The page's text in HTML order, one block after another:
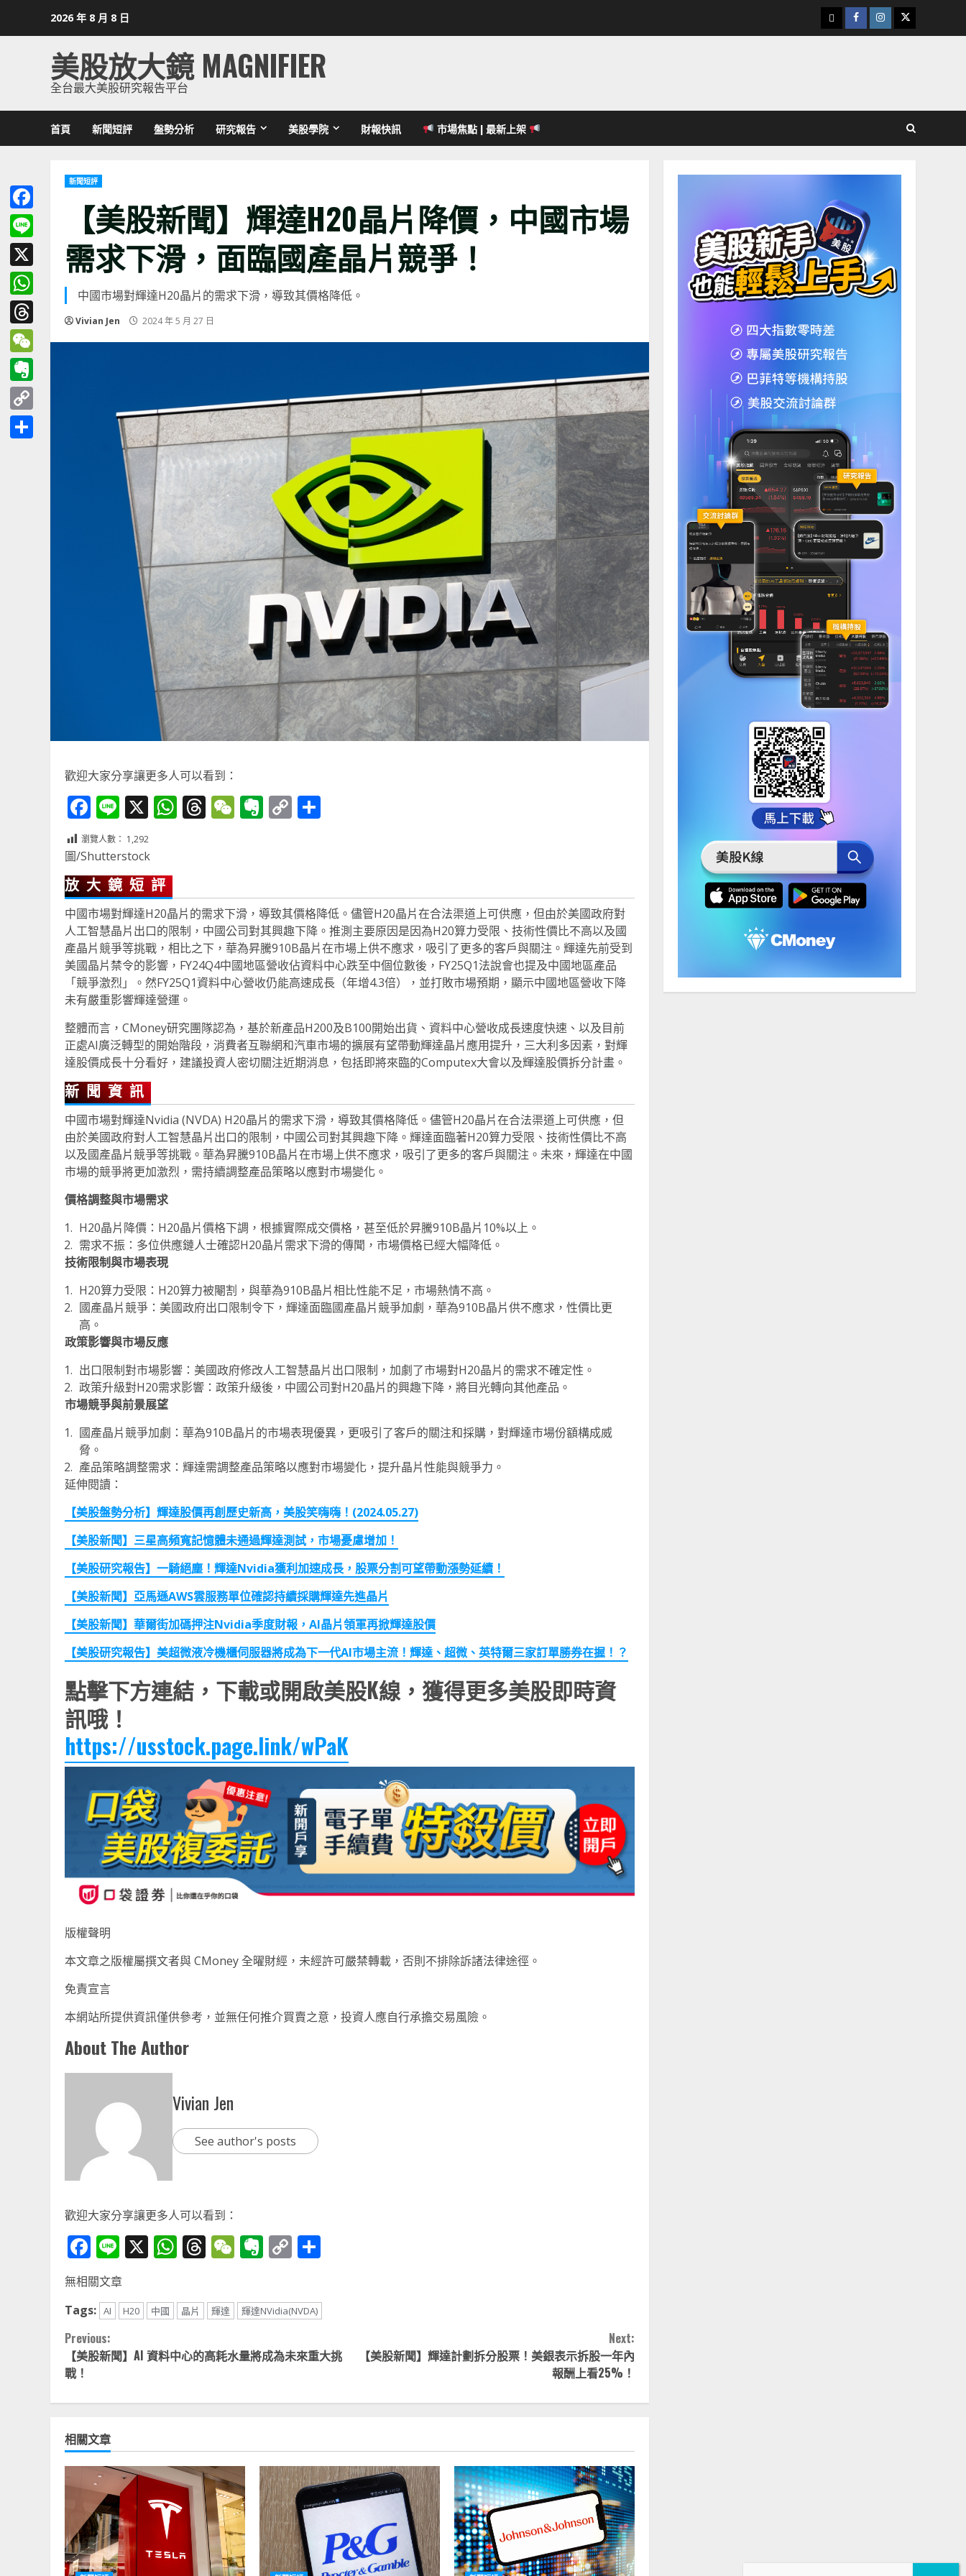
2026 年 8 月 8 日
下
載
Facebook
Instagram
Twitter
美股放大鏡 MAGNIFIER
全台最大美股研究報告平台
首頁 新聞短評 盤勢分析 研究報告 美股學院 財報快訊 市場焦點 | 最新上架
新聞短評
【美股新聞】輝達H20晶片降價，中國市場
需求下滑，面臨國產晶片競爭！
中國市場對輝達H20晶片的需求下滑，導致其價格降低。
Vivian Jen 2024 年 5 月 27 日
歡迎大家分享讓更多人可以看到：
Facebook
Line
X WhatsApp
Threads
WeChat
Evernote
Copy
瀏覽人數： 1,292
圖/Shutterstock
放大鏡短評
中國市場對輝達H20晶片的需求下滑，導致其價格降低。儘管H20晶片在合法渠道上可供應，但由於美國政府對
人工智慧晶片出口的限制，中國公司對其興趣下降。推測主要原因是因為H20算力受限、技術性價比不高以及國
產晶片競爭等挑戰，相比之下，華為昇騰910B晶片在市場上供不應求，吸引了更多的客戶與關注。輝達先前受到
美國晶片禁令的影響，FY24Q4中國地區營收佔資料中心跌至中個位數後，FY25Q1法說會也提及中國地區產品
「競爭激烈」。然FY25Q1資料中心營收仍能高速成長（年增4.3倍），並打敗市場預期，顯示中國地區營收下降
未有嚴重影響輝達營運。
整體而言，CMoney研究團隊認為，基於新產品H200及B100開始出貨、資料中心營收成長速度快速、以及目前
正處AI廣泛轉型的開始階段，消費者互聯網和汽車市場的擴展有望帶動輝達晶片應用提升，三大利多因素，對輝
達股價成長十分看好，建議投資人密切關注近期消息，包括即將來臨的Computex大會以及輝達股價拆分計畫。
新聞資訊
中國市場對輝達Nvidia (NVDA) H20晶片的需求下滑，導致其價格降低。儘管H20晶片在合法渠道上可供應，但
由於美國政府對人工智慧晶片出口的限制，中國公司對其興趣下降。輝達面臨著H20算力受限、技術性價比不高
以及國產晶片競爭等挑戰。華為昇騰910B晶片在市場上供不應求，吸引了更多的客戶與關注。未來，輝達在中國
市場的競爭將更加激烈，需持續調整產品策略以應對市場變化。
價格調整與市場需求
H20晶片降價：H20晶片價格下調，根據實際成交價格，甚至低於昇騰910B晶片10%以上。
需求不振：多位供應鏈人士確認H20晶片需求下滑的傳聞，市場價格已經大幅降低。
技術限制與市場表現
H20算力受限：H20算力被閹割，與華為910B晶片相比性能不足，市場熱情不高。
國產晶片競爭：美國政府出口限制令下，輝達面臨國產晶片競爭加劇，華為910B晶片供不應求，性價比更
高。
政策影響與市場反應
出口限制對市場影響：美國政府修改人工智慧晶片出口限制，加劇了市場對H20晶片的需求不確定性。
政策升級對H20需求影響：政策升級後，中國公司對H20晶片的興趣下降，將目光轉向其他產品。
市場競爭與前景展望
國產晶片競爭加劇：華為910B晶片的市場表現優異，更吸引了客戶的關注和採購，對輝達市場份額構成威
脅。
產品策略調整需求：輝達需調整產品策略以應對市場變化，提升晶片性能與競爭力。
延伸閱讀：
【美股盤勢分析】輝達股價再創歷史新高，美股笑嗨嗨！(2024.05.27)
【美股新聞】三星高頻寬記憶體未通過輝達測試，市場憂慮增加！
【美股研究報告】一騎絕塵！輝達Nvidia獲利加速成長，股票分割可望帶動漲勢延續！
【美股新聞】亞馬遜AWS雲服務單位確認持續採購輝達先進晶片
【美股新聞】華爾街加碼押注Nvidia季度財報，AI晶片領軍再掀輝達股價
【美股研究報告】美超微液冷機櫃伺服器將成為下一代AI市場主流！輝達、超微、英特爾三家訂單勝券在握！？
點擊下方連結，下載或開啟美股K線，獲得更多美股即時資
訊哦！
https://usstock.page.link/wPaK
版權聲明
本文章之版權屬撰文者與 CMoney 全曜財經，未經許可嚴禁轉載，否則不排除訴諸法律途徑。
免責宣言
本網站所提供資訊僅供參考，並無任何推介買賣之意，投資人應自行承擔交易風險。
About The Author
Vivian Jen
See author's posts
歡迎大家分享讓更多人可以看到：
Facebook
Line
X WhatsApp
Threads
WeChat
Evernote
Copy
無相關文章
Tags: AI H20 中國 晶片 輝達 輝達NVidia(NVDA)
Continue
Reading
Previous:
【美股新聞】AI 資料中心的高耗水量將成為未來重大挑
戰！
Next:
【美股新聞】輝達計劃拆分股票！美銀表示拆股一年內
報酬上看25%！
相關文章
Facebook
Line
X
WhatsApp
Threads
WeChat
Evernote
Copy